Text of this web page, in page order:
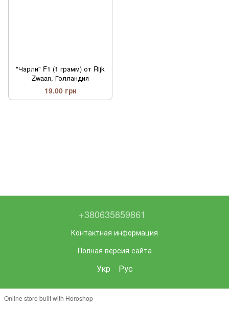
"Чарли" F1 (1 грамм) от Rijk
Zwaan, Голландия
19.00 грн
+380635859861
Контактная информация
Полная версия сайта
Укр Рус
Online store built with Horoshop